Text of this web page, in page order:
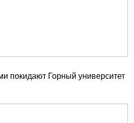
покидают Горный университет